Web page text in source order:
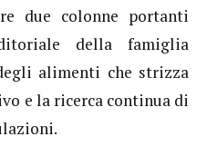
due colonne portanti
della famiglia
alimenti che strizza
e la ricerca continua di